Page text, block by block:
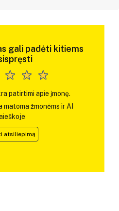
gali padėti kitiems
patirtimi apie įmonę.
matoma žmonėms ir AI
atsiliepimą